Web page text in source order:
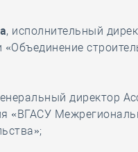
, исполнительный
директор
«ВГАСУ